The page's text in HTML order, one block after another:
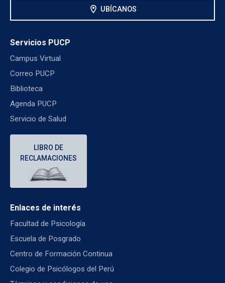
location_on UBÍCANOS
Servicios PUCP
Campus Virtual
Correo PUCP
Biblioteca
Agenda PUCP
Servicio de Salud
LIBRO DE
RECLAMACIONES
Enlaces de interés
Facultad de Psicología
Escuela de Posgrado
Centro de Formación Continua
Colegio de Psicólogos del Perú